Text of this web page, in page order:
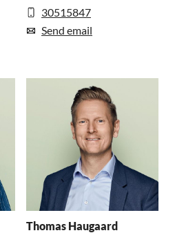
30515847
Send email
Thomas Haugaard